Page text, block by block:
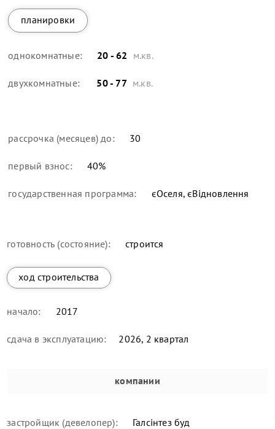
планировки
однокомнатные: 20 - 62 м.кв.
двухкомнатные: 50 - 77 м.кв.
рассрочка (месяцев) до: 30
первый взнос: 40%
государственная программа: єОселя, єВідновлення
готовность (состояние): строится
ход строительства
начало: 2017
сдача в эксплуатацию: 2026, 2 квартал
компании
застройщик (девелопер): Галсінтез буд